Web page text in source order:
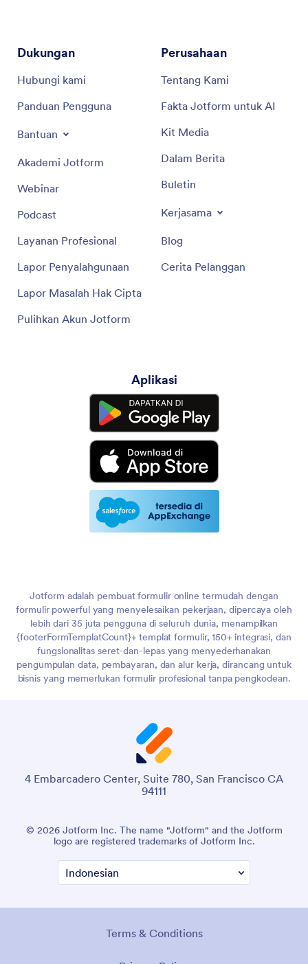
Dukungan
Hubungi kami
Panduan Pengguna
Bantuan
Akademi Jotform
Webinar
Podcast
Layanan Profesional
Lapor Penyalahgunaan
Lapor Masalah Hak Cipta
Pulihkan Akun Jotform
Perusahaan
Tentang Kami
Fakta Jotform untuk AI
Kit Media
Dalam Berita
Buletin
Kerjasama
Blog
Cerita Pelanggan
Aplikasi
Jotform adalah pembuat formulir online termudah dengan
formulir powerful yang menyelesaikan pekerjaan, dipercaya oleh
lebih dari 35 juta pengguna di seluruh dunia, menampilkan
{footerFormTemplatCount}+ templat formulir, 150+ integrasi, dan
fungsionalitas seret-dan-lepas yang menyederhanakan
pengumpulan data, pembayaran, dan alur kerja, dirancang untuk
bisnis yang memerlukan formulir profesional tanpa pengkodean.
4 Embarcadero Center, Suite 780, San Francisco CA
94111
© 2026 Jotform Inc. The name "Jotform" and the Jotform
logo are registered trademarks of Jotform Inc.
Terms & Conditions